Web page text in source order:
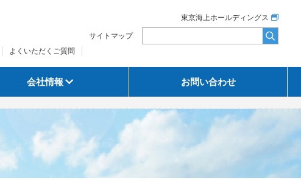
東京海上ホールディングス
よくいただくご質問
サイトマップ
会社情報 お問い合わせ